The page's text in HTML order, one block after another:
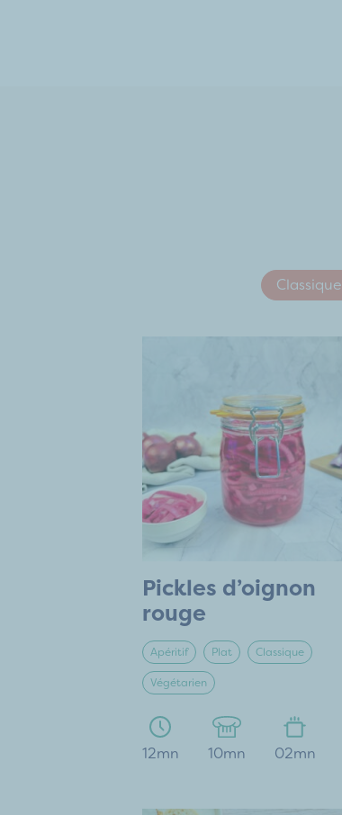
Classique
Pickles d’oignon
rouge
Apéritif Plat Classique
Végétarien
12mn 10mn 02mn